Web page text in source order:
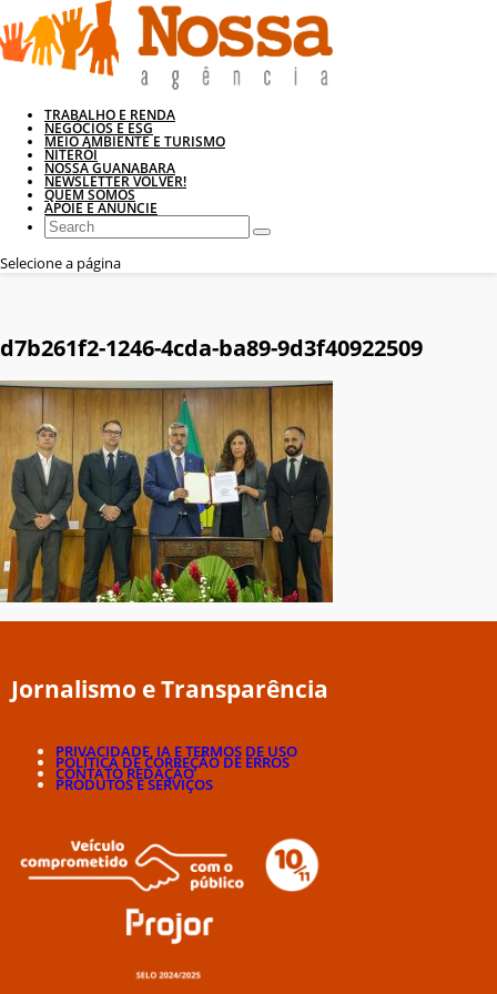
TRABALHO E RENDA
NEGÓCIOS E ESG
MEIO AMBIENTE E TURISMO
NITERÓI
NOSSA GUANABARA
NEWSLETTER VOLVER!
QUEM SOMOS
APOIE E ANUNCIE
Selecione a página
d7b261f2-1246-4cda-ba89-9d3f40922509
Jornalismo e Transparência
PRIVACIDADE, IA E TERMOS DE USO
POLÍTICA DE CORREÇÃO DE ERROS
CONTATO REDAÇÃO
PRODUTOS E SERVIÇOS